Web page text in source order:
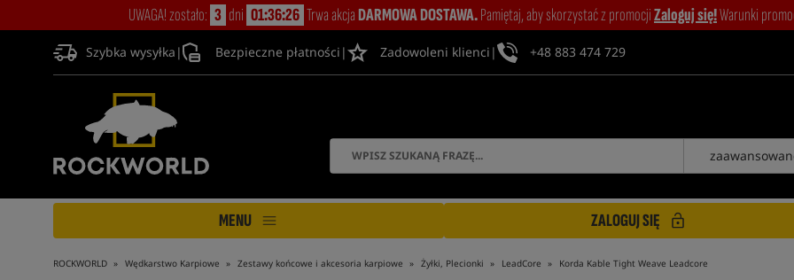
UWAGA! zostało: 3 dni 01:36:26 Trwa akcjaDARMOWA DOSTAWA.Pamiętaj, aby skorzystać z promocjiZaloguj się!Warunki
Szybka wysyłka | Bezpieczne płatności | Zadowoleni klienci | +48 883 474 729
MENU ZALOGUJ SIĘ
ROCKWORLD Wędkarstwo Karpiowe Zestawy końcowe i akcesoria karpiowe Żyłki, Plecionki LeadCore Korda Kable Tight Weave Leadcore